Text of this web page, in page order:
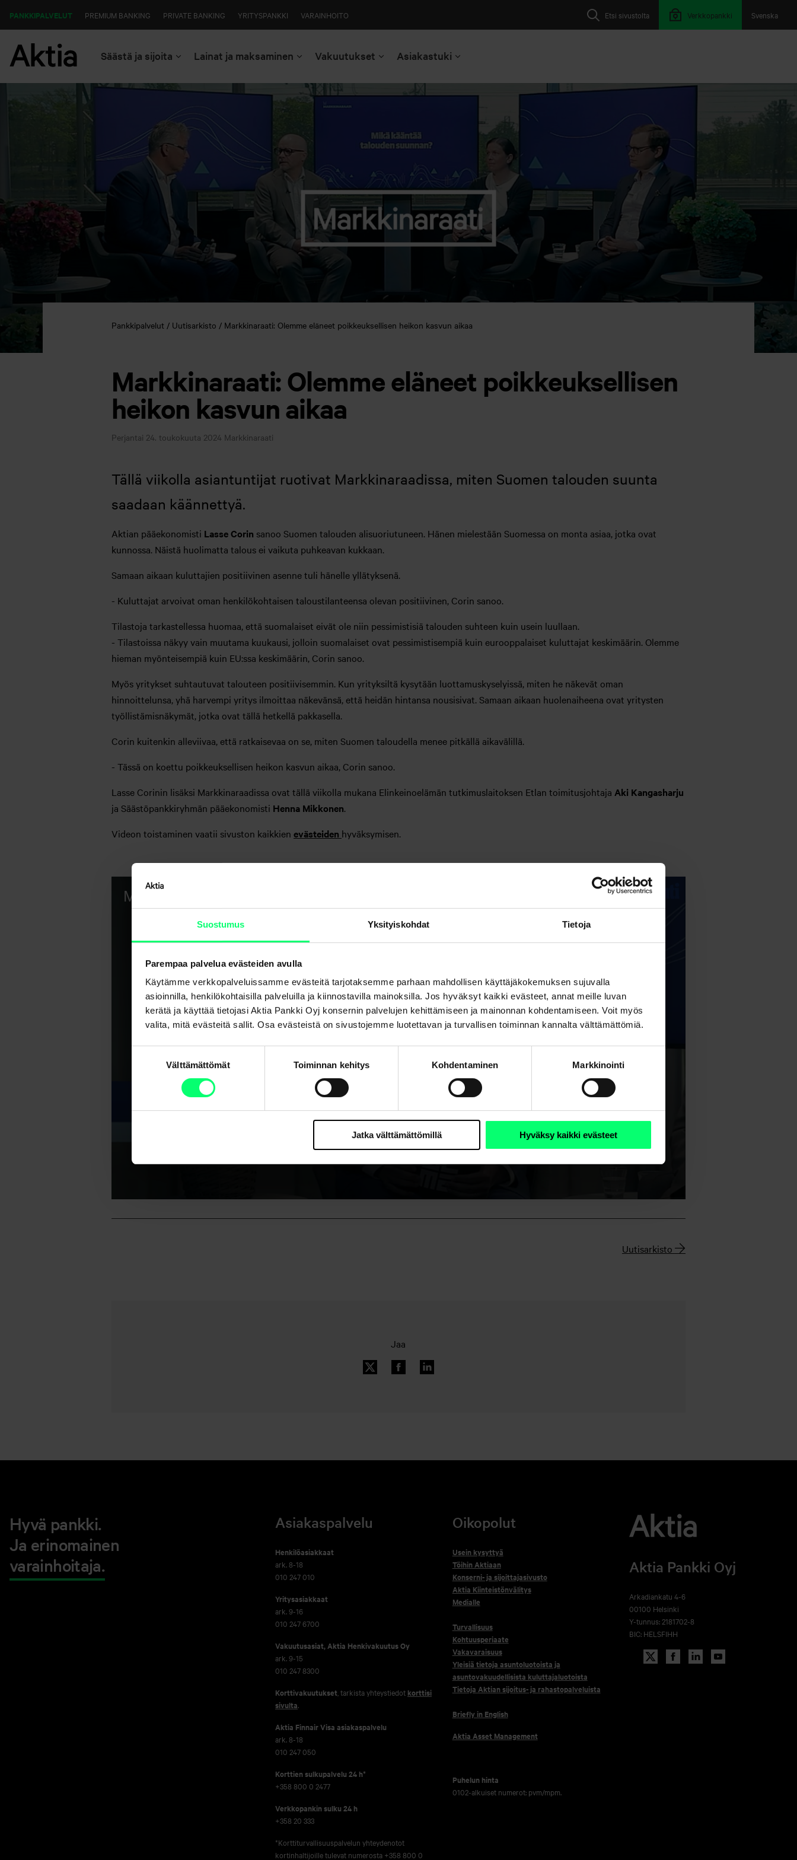
Suostumus Yksityiskohdat Tietoja
Parempaa palvelua evästeiden avulla
Käytämme verkkopalveluissamme evästeitä tarjotaksemme parhaan mahdollisen käyttäjäkokemuksen sujuvalla
asioinnilla, henkilökohtaisilla palveluilla ja kiinnostavilla mainoksilla. Jos hyväksyt kaikki evästeet, annat meille luvan
kerätä ja käyttää tietojasi Aktia Pankki Oyj konsernin palvelujen kehittämiseen ja mainonnan kohdentamiseen. Voit myös
valita, mitä evästeitä sallit. Osa evästeistä on sivustojemme luotettavan ja turvallisen toiminnan kannalta välttämättömiä.
Välttämättömät Toiminnan kehitys Kohdentaminen Markkinointi
Jatka välttämättömillä Hyväksy kaikki evästeet
Svenska
Etsi sivustolta Verkkopankki
PANKKIPALVELUT PREMIUM BANKING PRIVATE BANKING YRITYSPANKKI VARAINHOITO
Säästä ja sijoita Lainat ja maksaminen Vakuutukset Asiakastuki
Pankkipalvelut Uutisarkisto Markkinaraati: Olemme eläneet poikkeuksellisen heikon kasvun aikaa
Markkinaraati: Olemme eläneet poikkeuksellisen
heikon kasvun aikaa
Perjantai 24. toukokuuta 2024 Markkinaraati
Tällä viikolla asiantuntijat ruotivat Markkinaraadissa, miten Suomen talouden suunta
saadaan käännettyä.
Aktian pääekonomisti Lasse Corin sanoo Suomen talouden alisuoriutuneen. Hänen mielestään Suomessa on monta asiaa, jotka ovat
kunnossa. Näistä huolimatta talous ei vaikuta puhkeavan kukkaan.
Samaan aikaan kuluttajien positiivinen asenne tuli hänelle yllätyksenä.
- Kuluttajat arvoivat oman henkilökohtaisen taloustilanteensa olevan positiivinen, Corin sanoo.
Tilastoja tarkastellessa huomaa, että suomalaiset eivät ole niin pessimistisiä talouden suhteen kuin usein luullaan.
- Tilastoissa näkyy vain muutama kuukausi, jolloin suomalaiset ovat pessimistisempiä kuin eurooppalaiset kuluttajat keskimäärin. Olemme
hieman myönteisempiä kuin EU:ssa keskimäärin, Corin sanoo.
Myös yritykset suhtautuvat talouteen positiivisemmin. Kun yrityksiltä kysytään luottamuskyselyissä, miten he näkevät oman
hinnoittelunsa, yhä harvempi yritys ilmoittaa näkevänsä, että heidän hintansa nousisivat. Samaan aikaan huolenaiheena ovat yritysten
työllistämisnäkymät, jotka ovat tällä hetkellä pakkasella.
Corin kuitenkin alleviivaa, että ratkaisevaa on se, miten Suomen taloudella menee pitkällä aikavälillä.
- Tässä on koettu poikkeuksellisen heikon kasvun aikaa, Corin sanoo.
Lasse Corinin lisäksi Markkinaraadissa ovat tällä viikolla mukana Elinkeinoelämän tutkimuslaitoksen Etlan toimitusjohtaja Aki Kangasharju
ja Säästöpankkiryhmän pääekonomisti Henna Mikkonen.
Videon toistaminen vaatii sivuston kaikkien evästeiden hyväksymisen.
Uutisarkisto
Jaa
Hyvä pankki.
Ja erinomainen
varainhoitaja.
Asiakaspalvelu
Henkilöasiakkaat
ark. 8-18
010 247 010
Yritysasiakkaat
ark. 9-16
010 247 6700
Vakuutusasiat, Aktia Henkivakuutus Oy
ark. 9-15
010 247 8300
Korttivakuutukset , tarkista yhteystiedot korttisi
sivulta.
Aktia Finnair Visa asiakaspalvelu
ark. 8-18
010 247 050
Korttien sulkupalvelu 24 h*
+358 800 0 2477
Verkko­pankin sulku 24 h
+358 20 333
*Korttiturvallisuuspalvelun yhteydenotot
kortinhaltijoille tulevat numerosta +358 800 0
Oikopolut
Usein kysyttyä
Töihin Aktiaan
Konserni- ja sijoittajasivusto
Aktia Kiinteistönvälitys
Medialle
Turvallisuus
Kohtuusperiaate
Vakavaraisuus
Yleisiä tietoja asuntoluotoista ja
asuntovakuudellisista kuluttajaluotoista
Tietoja Aktian sijoitus- ja rahastopalveluista
Briefly in English
Aktia Asset Management
Puhelun hinta
0102-alkuiset numerot: pvm/mpm.
Aktia Pankki Oyj
Arkadiankatu 4-6
00100 Helsinki
Y-tunnus: 2181702-8
BIC: HELSFIHH